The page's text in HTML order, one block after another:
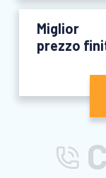
Miglior
prezzo